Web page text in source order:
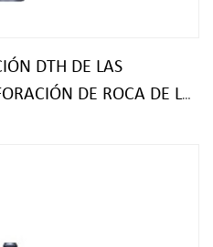
DTH DE LAS
DE ROCA DE LA